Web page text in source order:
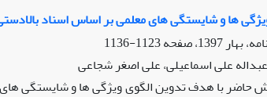
ها و شایستگی های معلمی بر اساس اسناد
1123-1136
عبداله علی اسماعیلی، علی اصغر شجاعی
حاضر با هدف تدوین الگوی ویژگی ها و شایستگی